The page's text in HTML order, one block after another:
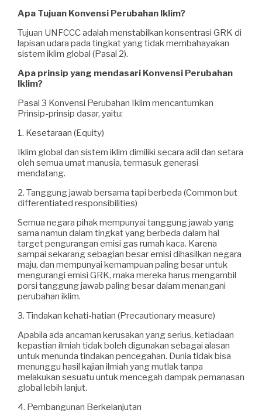
Apa Tujuan Konvensi Perubahan Iklim?
Tujuan UNFCCC adalah menstabilkan konsentrasi GRK di
lapisan udara pada tingkat yang tidak membahayakan
sistem iklim global (Pasal 2).
Apa prinsip yang mendasari Konvensi Perubahan
Iklim?
Pasal 3 Konvensi Perubahan Iklim mencantumkan
Prinsip-prinsip dasar, yaitu:
1. Kesetaraan (Equity)
Iklim global dan sistem iklim dimiliki secara adil dan setara
oleh semua umat manusia, termasuk generasi
mendatang.
2. Tanggung jawab bersama tapi berbeda (Common but
differentiated responsibilities)
Semua negara pihak mempunyai tanggung jawab yang
sama namun dalam tingkat yang berbeda dalam hal
target pengurangan emisi gas rumah kaca. Karena
sampai sekarang sebagian besar emisi dihasilkan negara
maju, dan mempunyai kemampuan paling besar untuk
mengurangi emisi GRK, maka mereka harus mengambil
porsi tanggung jawab paling besar dalam menangani
perubahan iklim.
3. Tindakan kehati-hatian (Precautionary measure)
Apabila ada ancaman kerusakan yang serius, ketiadaan
kepastian ilmiah tidak boleh digunakan sebagai alasan
untuk menunda tindakan pencegahan. Dunia tidak bisa
menunggu hasil kajian ilmiah yang mutlak tanpa
melakukan sesuatu untuk mencegah dampak pemanasan
global lebih lanjut.
4. Pembangunan Berkelanjutan